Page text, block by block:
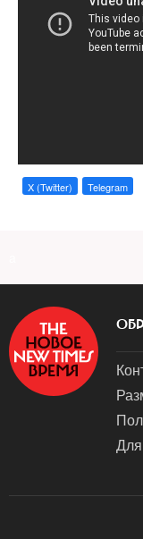
X (Twitter) Telegram